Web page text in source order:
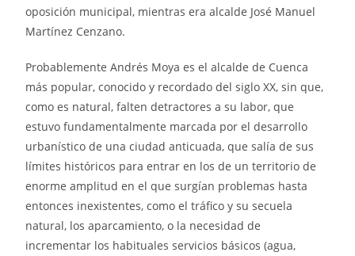
oposición municipal, mientras era alcalde José Manuel
Martínez Cenzano.
Probablemente Andrés Moya es el alcalde de Cuenca
más popular, conocido y recordado del siglo XX, sin que,
como es natural, falten detractores a su labor, que
estuvo fundamentalmente marcada por el desarrollo
urbanístico de una ciudad anticuada, que salía de sus
límites históricos para entrar en los de un territorio de
enorme amplitud en el que surgían problemas hasta
entonces inexistentes, como el tráfico y su secuela
natural, los aparcamiento, o la necesidad de
incrementar los habituales servicios básicos (agua,